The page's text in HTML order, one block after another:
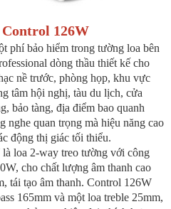
126W
phí bảo hiểm trong tường loa bên
dòng thầu thiết kế cho
nề trước, phòng họp, khu vực
tâm hội nghị, tàu du lịch, cửa
bảo tàng, địa điểm bao quanh
nghe quan trọng mà hiệu năng cao
động thị giác tối thiểu.
là loa 2-way treo tường với công
cho chất lượng âm thanh cao
tái tạo âm thanh. Control 126W
165mm và một loa treble 25mm,